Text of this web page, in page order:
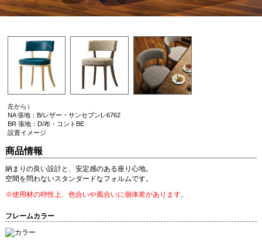
左から）
NA 張地：B/レザー・サンセブンL-6762
BR 張地：D/布・コントBE
設置イメージ
商品情報
納まりの良い設計と、安定感のある座り心地。
空間を問わないスタンダードなフォルムです。
※使用材の特性上、色合いや風合いに個体差があります。
フレームカラー